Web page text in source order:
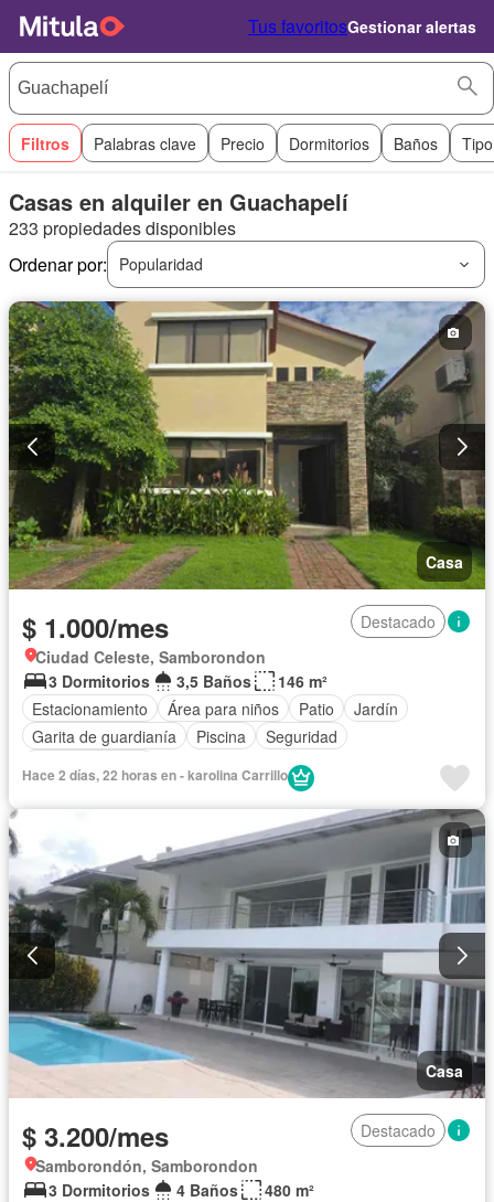
Tus favoritosGestionar alertas
Filtros Palabras clave Precio Dormitorios Baños
Casas en alquiler en Guachapelí
233 propiedades disponibles
Ordenar por:
Popularidad
Casa
$ 1.000/mes
Destacado
Ciudad Celeste, Samborondon
3 Dormitorios
3,5 Baños
146 m²
Estacionamiento
Área para niños Patio
Jardín
Garita de guardianía
Piscina
Seguridad
Hace 2 días, 22 horas en - karolina Carrillo
Casa
$ 3.200/mes
Destacado
Samborondón, Samborondon
3 Dormitorios
4 Baños
480 m²